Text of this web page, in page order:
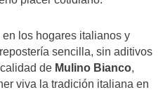
los hogares italianos y
sencilla, sin aditivos
de Mulino Bianco,
viva la tradición italiana en